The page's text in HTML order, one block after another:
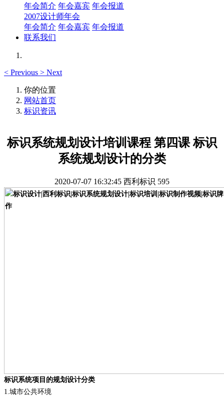
年会简介 年会嘉宾 年会报道
2007设计师年会
年会简介 年会嘉宾 年会报道
联系我们
< Previous > Next
你的位置
网站首页
标识资讯
标识系统规划设计培训课程 第四课 标识
系统规划设计的分类
2020-07-07 16:32:45 西利标识 595
标识系统项目的规划设计分类
1. 城市公共环境